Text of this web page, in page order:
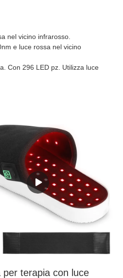
nel vicino infrarosso.
e luce rossa nel vicino
Con 296 LED pz. Utilizza luce
per terapia con luce